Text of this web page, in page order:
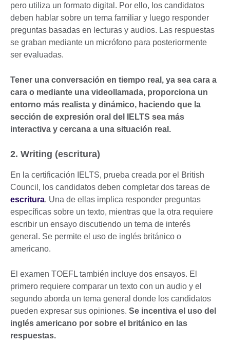
pero utiliza un formato digital. Por ello, los candidatos
deben hablar sobre un tema familiar y luego responder
preguntas basadas en lecturas y audios. Las respuestas
se graban mediante un micrófono para posteriormente
ser evaluadas.
Tener una conversación en tiempo real, ya sea cara a
cara o mediante una videollamada, proporciona un
entorno más realista y dinámico, haciendo que la
sección de expresión oral del IELTS sea más
interactiva y cercana a una situación real.
2. Writing (escritura)
En la certificación IELTS, prueba creada por el British
Council, los candidatos deben completar dos tareas de
escritura. Una de ellas implica responder preguntas
específicas sobre un texto, mientras que la otra requiere
escribir un ensayo discutiendo un tema de interés
general. Se permite el uso de inglés británico o
americano.
El examen TOEFL también incluye dos ensayos. El
primero requiere comparar un texto con un audio y el
segundo aborda un tema general donde los candidatos
pueden expresar sus opiniones. Se incentiva el uso del
inglés americano por sobre el británico en las
respuestas.